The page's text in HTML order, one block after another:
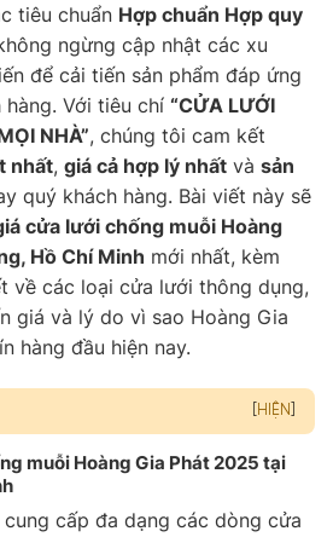
tiêu chuẩn Hợp chuẩn Hợp quy
ngừng cập nhật các xu
để cải tiến sản phẩm đáp ứng
Với tiêu chí “CỬA LƯỚI
NHÀ”, chúng tôi cam kết
nhất, giá cả hợp lý nhất và sản
quý khách hàng. Bài viết này sẽ
cửa lưới chống muỗi Hoàng
Hồ Chí Minh mới nhất, kèm
về các loại cửa lưới thông dụng,
giá và lý do vì sao Hoàng Gia
hàng đầu hiện nay.
HIỆN
muỗi Hoàng Gia Phát 2025 tại
cung cấp đa dạng các dòng cửa